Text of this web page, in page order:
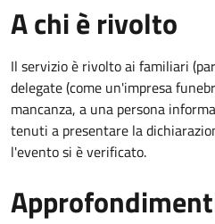
A chi è rivolto
Il servizio è rivolto ai familiari
delegate (come un'impresa
mancanza, a una persona
tenuti a presentare la
l'evento si è verificato.